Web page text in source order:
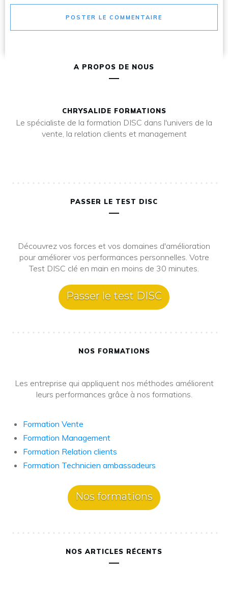
POSTER LE COMMENTAIRE
A PROPOS DE NOUS
CHRYSALIDE FORMATIONS
Le spécialiste de la formation DISC dans l'univers de la
vente, la relation clients et management
PASSER LE TEST DISC
Découvrez vos forces et vos domaines d'amélioration
pour améliorer vos performances personnelles. Votre
Test DISC clé en main en moins de 30 minutes.
Passer le test DISC
NOS FORMATIONS
Les entreprise qui appliquent nos méthodes améliorent
leurs performances grâce à nos formations.
Formation Vente
Formation Management
Formation Relation clients
Formation Technicien ambassadeurs
Nos formations
NOS ARTICLES RÉCENTS